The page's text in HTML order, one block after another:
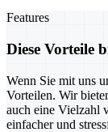
Features
Diese Vorteile
Wenn Sie mit uns
Vorteilen. Wir
auch eine Vielzahl
einfacher und